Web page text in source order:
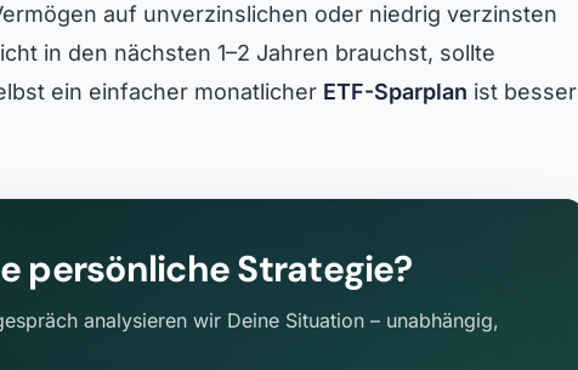
auf unverzinslichen oder niedrig verzinsten
in den nächsten 1–2 Jahren brauchst, sollte
ein einfacher monatlicher ETF-Sparplan ist besser
persönliche Strategie?
analysieren wir Deine Situation – unabhängig,